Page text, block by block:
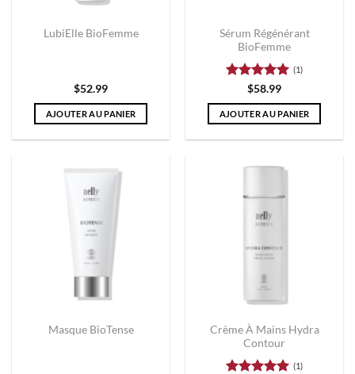
LubiElle BioFemme
$52.99
AJOUTER AU PANIER
Sérum Régénérant
BioFemme
Note5sur
5
(1)
$58.99
AJOUTER AU PANIER
Masque BioTense
Crème À Mains Hydra
Contour
(1)